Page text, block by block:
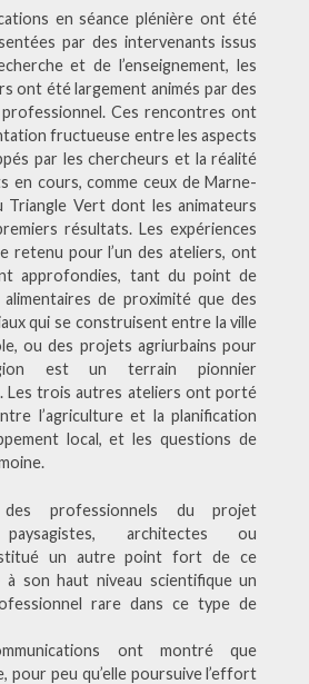
en séance plénière ont été
par des intervenants issus
et de l’enseignement, les
ont été largement animés par des
Ces rencontres ont
fructueuse entre les aspects
par les chercheurs et la réalité
en cours, comme ceux de Marne-
Vert dont les animateurs
résultats. Les expériences
retenu pour l’un des ateliers, ont
approfondies, tant du point de
de proximité que des
qui se construisent entre la ville
ou des projets agriurbains pour
est un terrain pionnier
Les trois autres ateliers ont porté
l’agriculture et la planification
local, et les questions de
professionnels du projet
paysagistes, architectes ou
un autre point fort de ce
son haut niveau scientifique un
rare dans ce type de
ont montré que
pour peu qu’elle poursuive l’effort